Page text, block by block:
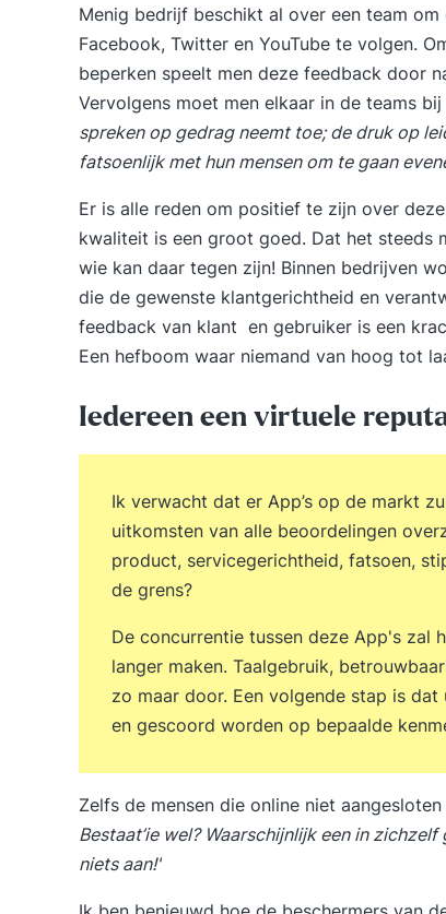
Menig bedrijf beschikt al over een team
Facebook, Twitter en YouTube te volgen.
beperken speelt men deze feedback door
Vervolgens moet men elkaar in de teams bij
spreken op gedrag neemt toe; de druk op
fatsoenlijk met hun mensen om te gaan
Er is alle reden om positief te zijn over
kwaliteit is een groot goed. Dat het steeds
wie kan daar tegen zijn! Binnen bedrijven
die de gewenste klantgerichtheid en
feedback van klant en gebruiker is een
Een hefboom waar niemand van hoog tot
Iedereen een virtuele
Ik verwacht dat er App’s op de markt
uitkomsten van alle beoordelingen
product, servicegerichtheid, fatsoen,
de grens?
De concurrentie tussen deze App's zal
langer maken. Taalgebruik,
zo maar door. Een volgende stap is
en gescoord worden op bepaalde
Zelfs de mensen die online niet
Bestaat’ie wel? Waarschijnlijk een in
niets aan!'